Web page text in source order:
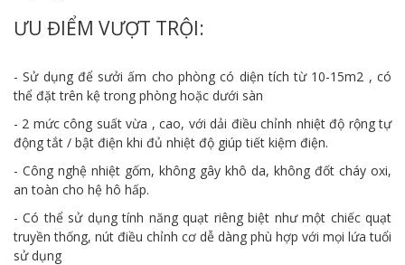
ƯU ĐIỂM VƯỢT TRỘI:
- Sử dụng để sưởi ấm cho phòng có diện tích từ 10-15m2 , có
thể đặt trên kệ trong phòng hoặc dưới sàn
- 2 mức công suất vừa , cao, với dải điều chỉnh nhiệt độ rộng tự
động tắt / bật điện khi đủ nhiệt độ giúp tiết kiệm điện.
- Công nghệ nhiệt gốm, không gây khô da, không đốt cháy oxi,
an toàn cho hệ hô hấp.
- Có thể sử dụng tính năng quạt riêng biệt như một chiếc quạt
truyền thống, nút điều chỉnh cơ dễ dàng phù hợp với mọi lứa tuổi
sử dụng